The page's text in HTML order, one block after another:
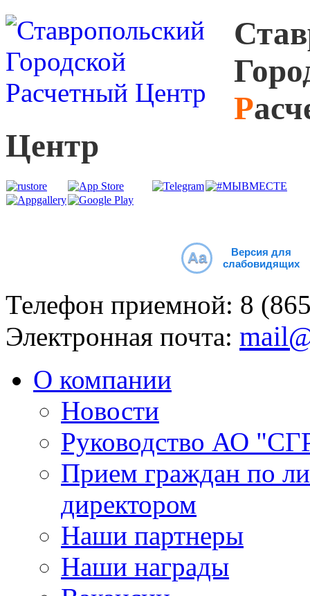
С
Г
Р
Центр
Aa
Версия для
слабовидящих
Телефон приемной: 8
Электронная почта:
О компании
Новости
Руководство АО
Прием граждан по
директором
Наши партнеры
Наши награды